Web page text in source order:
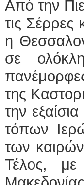
Από την
τις Σέρρες
η
σε
της
την
τόπων
των
Τέλος, με